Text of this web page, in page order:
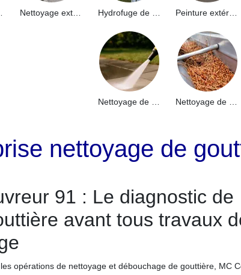
Nettoyage extérieur bâtiment industriel 91
nettoyage de
91 : Le diagnostic de
avant tous travaux
opérations de nettoyage et débouchage de gouttière, MC